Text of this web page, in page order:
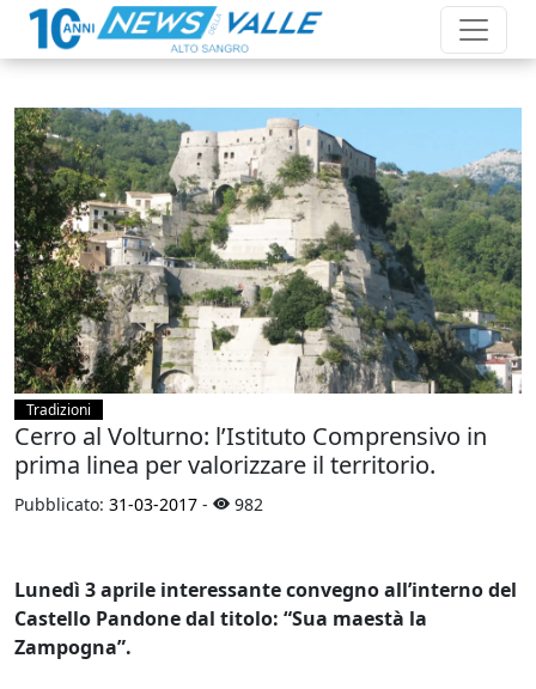
Tradizioni
Cerro al Volturno: l’Istituto Comprensivo in
prima linea per valorizzare il territorio.
Pubblicato: 31-03-2017 - 982
Lunedì 3 aprile interessante convegno all’interno del
Castello Pandone dal titolo: “Sua maestà la
Zampogna”.